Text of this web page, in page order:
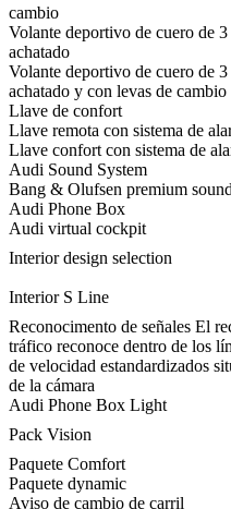
cambio
Volante deportivo de cuero de
achatado
Volante deportivo de cuero de
achatado y con levas de cambio
Llave de confort
Llave remota con sistema de
Llave confort con sistema de
Audi Sound System
Bang & Olufsen premium
Audi Phone Box
Audi virtual cockpit
Interior design selection
Interior S Line
Reconocimento de señales El
tráfico reconoce dentro de los
de velocidad estandardizados
de la cámara
Audi Phone Box Light
Pack Vision
Paquete Comfort
Paquete dynamic
Aviso de cambio de carril